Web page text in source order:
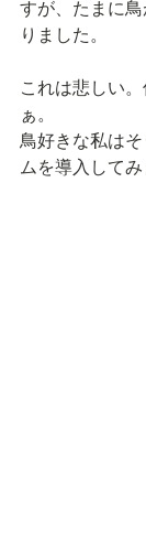
すが、たまに
りました。
これは悲しい
ぁ。
鳥好きな私は
ムを導入してみ